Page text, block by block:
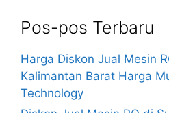
Pos-pos Terbaru
Harga Diskon Jual Mesin
Kalimantan Barat Harga
Technology